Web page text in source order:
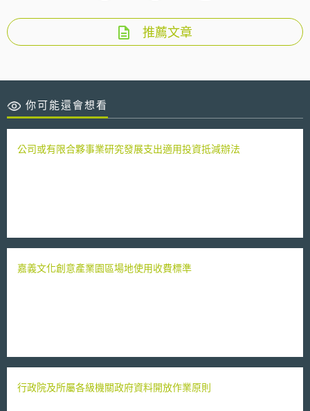
推薦文章
你可能還會想看
公司或有限合夥事業研究發展支出適用投資抵減辦法
嘉義文化創意產業園區場地使用收費標準
行政院及所屬各級機關政府資料開放作業原則